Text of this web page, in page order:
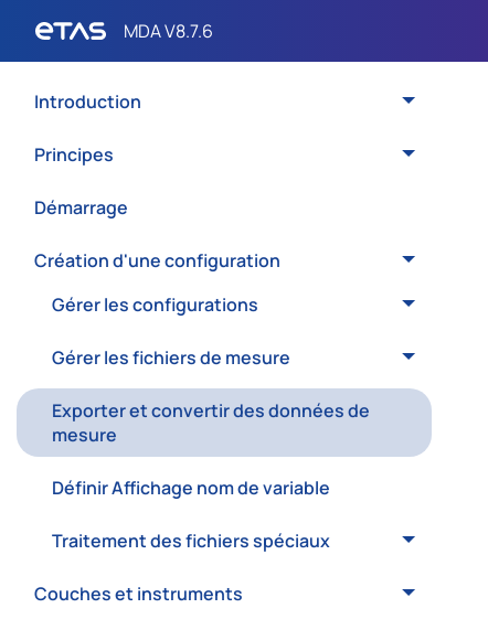
Introduction
Principes
Démarrage
Création d'une configuration
Gérer les configurations
Gérer les fichiers de mesure
Exporter et convertir des données de
mesure
Définir Affichage nom de variable
Traitement des fichiers spéciaux
Couches et instruments